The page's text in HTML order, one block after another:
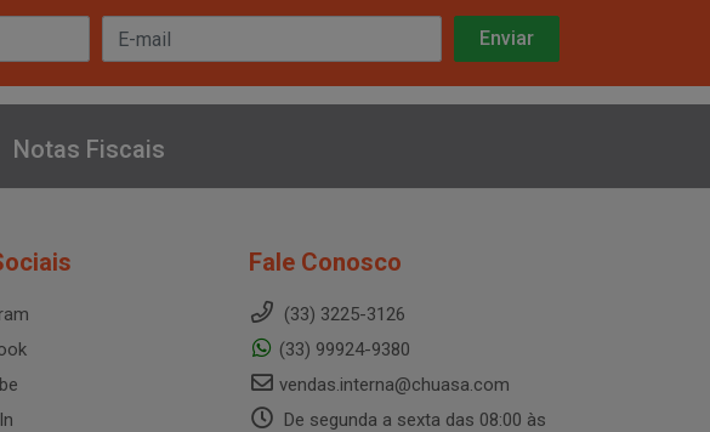
Notas Fiscais
Fale Conosco
(33) 3225-3126
(33) 99924-9380
vendas.interna@chuasa.com
De segunda a sexta das 08:00 às